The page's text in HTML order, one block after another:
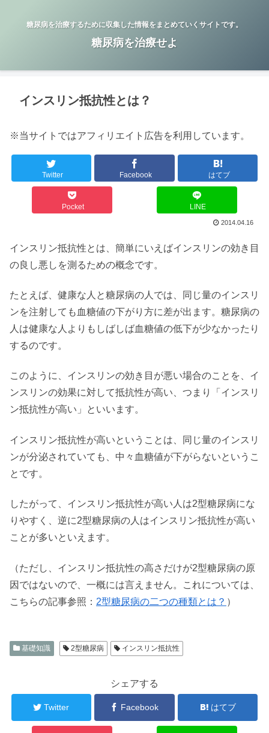
糖尿病を治療するために収集した情報をまとめていくサイトです。
糖尿病を治療せよ
インスリン抵抗性とは？
※当サイトではアフィリエイト広告を利用しています。
Twitter Facebook はてブ
Pocket LINE
2014.04.16
インスリン抵抗性とは、簡単にいえばインスリンの効き目
の良し悪しを測るための概念です。
たとえば、健康な人と糖尿病の人では、同じ量のインスリ
ンを注射しても血糖値の下がり方に差が出ます。糖尿病の
人は健康な人よりもしばしば血糖値の低下が少なかったり
するのです。
このように、インスリンの効き目が悪い場合のことを、イ
ンスリンの効果に対して抵抗性が高い、つまり「インスリ
ン抵抗性が高い」といいます。
インスリン抵抗性が高いということは、同じ量のインスリ
ンが分泌されていても、中々血糖値が下がらないというこ
とです。
したがって、インスリン抵抗性が高い人は2型糖尿病にな
りやすく、逆に2型糖尿病の人はインスリン抵抗性が高い
ことが多いといえます。
（ただし、インスリン抵抗性の高さだけが2型糖尿病の原
因ではないので、一概には言えません。これについては、
こちらの記事参照： 2型糖尿病の二つの種類とは？ ）
基礎知識 2型糖尿病 インスリン抵抗性
シェアする
Twitter Facebook はてブ